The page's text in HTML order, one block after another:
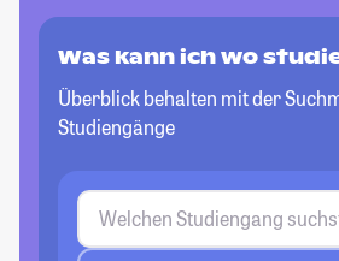
Was kann ich wo
Überblick behalten mit der
Studiengänge